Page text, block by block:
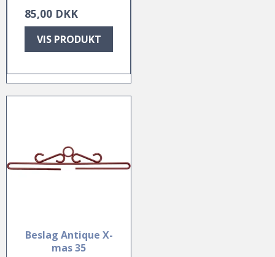
85,00 DKK
VIS PRODUKT
Beslag Antique X-
mas 35